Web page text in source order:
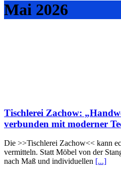
Mai 2026
Tischlerei Zachow:
verbunden mit moderner
Die >>Tischlerei Zachow<< kann
vermitteln. Statt Möbel von der
nach Maß und individuellen [...]